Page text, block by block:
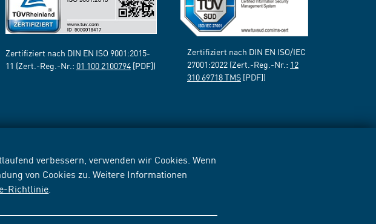
verbessern, verwenden wir Cookies. Wenn
von Cookies zu. Weitere Informationen
Richtlinie
Zertifiziert nach DIN EN ISO 9001:2015-
11 (Zert.-Reg.-Nr.: 01 100 2100794 [PDF])
Zertifiziert nach DIN EN ISO/IEC
27001:2022 (Zert.-Reg.-Nr.: 12
310 69718 TMS [PDF])